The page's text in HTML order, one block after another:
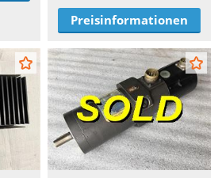
Preisinformationen